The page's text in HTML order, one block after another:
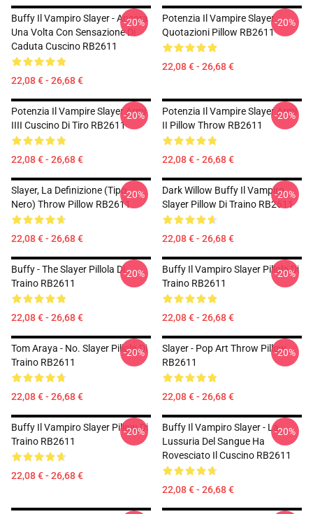
Buffy Il Vampiro Slayer - Ancora
Una Volta Con Sensazione Di
Caduta Cuscino RB2611
22,08 € - 26,68 €
-20%
Potenzia Il Vampire Slayer
Quotazioni Pillow RB2611
22,08 € - 26,68 €
-20%
Potenzia Il Vampire Slayer Armi
IIII Cuscino Di Tiro RB2611
22,08 € - 26,68 €
-20%
Potenzia Il Vampire Slayer Armi
II Pillow Throw RB2611
22,08 € - 26,68 €
-20%
Slayer, La Definizione (tipo
Nero) Throw Pillow RB2611
22,08 € - 26,68 €
-20%
Dark Willow Buffy Il Vampiro
Slayer Pillow Di Traino RB2611
22,08 € - 26,68 €
-20%
Buffy - The Slayer Pillola Di
Traino RB2611
22,08 € - 26,68 €
-20%
Buffy Il Vampiro Slayer Pillola Di
Traino RB2611
22,08 € - 26,68 €
-20%
Tom Araya - No. Slayer Pillola Di
Traino RB2611
22,08 € - 26,68 €
-20%
Slayer - Pop Art Throw Pillow
RB2611
22,08 € - 26,68 €
-20%
Buffy Il Vampiro Slayer Pillow Di
Traino RB2611
22,08 € - 26,68 €
-20%
Buffy Il Vampiro Slayer - La
Lussuria Del Sangue Ha
Rovesciato Il Cuscino RB2611
22,08 € - 26,68 €
-20%